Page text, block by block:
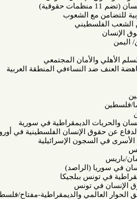
مع الشعوب
والأمان المجتمعي
النساءفي المنطقة العربية
الديمقراطية في سورية
الإنسان الفلسطينية في أوروبا
الإسرائيلية
(الراصد)
ببلجيكا
في تونس
والديمقراطية-مفتاح/فلسطين